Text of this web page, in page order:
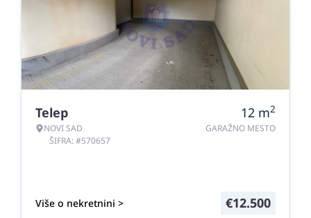
Telep
NOVI SAD
ŠIFRA: #570657
12 m2
GARAŽNO MESTO
Više o nekretnini > €12.500